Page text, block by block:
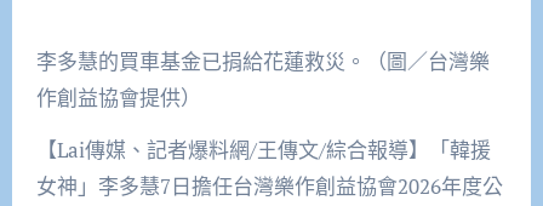
李多慧的買車基金已捐給花蓮救災。（圖／台灣樂
作創益協會提供）
【Lai傳媒、記者爆料網/王傳文/綜合報導】「韓援
女神」李多慧7日擔任台灣樂作創益協會2026年度公